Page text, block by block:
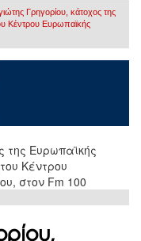
Γρηγορίου, κάτοχος της
Κέντρου Ευρωπαϊκής